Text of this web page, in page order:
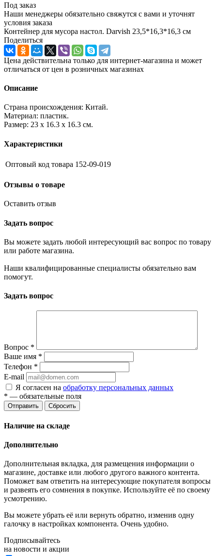
Под заказ
Наши менеджеры обязательно свяжутся с вами и уточнят
условия заказа
Контейнер для мусора настол. Darvish 23,5*16,3*16,3 см
Поделиться
Цена действительна только для интернет-магазина и может
отличаться от цен в розничных магазинах
Описание
Страна происхождения: Китай.
Материал: пластик.
Размер: 23 х 16.3 х 16.3 см.
Характеристики
Оптовый код товара 152-09-019
Отзывы о товаре
Оставить отзыв
Задать вопрос
Вы можете задать любой интересующий вас вопрос по товару
или работе магазина.
Наши квалифицированные специалисты обязательно вам
помогут.
Задать вопрос
Вопрос *
Ваше имя *
Телефон *
E-mail
Я согласен на обработку персональных данных
* — обязательные поля
Отправить Сбросить
Наличие на складе
Дополнительно
Дополнительная вкладка, для размещения информации о
магазине, доставке или любого другого важного контента.
Поможет вам ответить на интересующие покупателя вопросы
и развеять его сомнения в покупке. Используйте её по своему
усмотрению.
Вы можете убрать её или вернуть обратно, изменив одну
галочку в настройках компонента. Очень удобно.
Подписывайтесь
на новости и акции